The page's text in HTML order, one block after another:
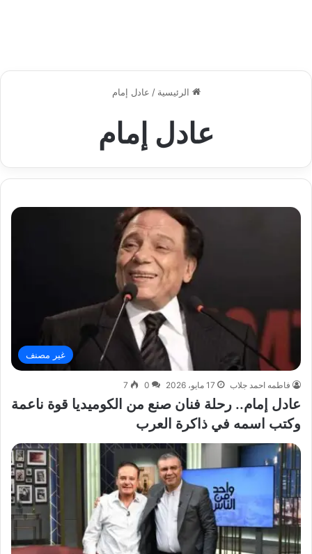
الرئيسية / عادل إمام
عادل إمام
غير مصنف
فاطمه احمد جلاب 17 مايو، 2026 0
7
عادل إمام.. رحلة فنان صنع من الكوميديا قوة ناعمة
وكتب اسمه في ذاكرة العرب